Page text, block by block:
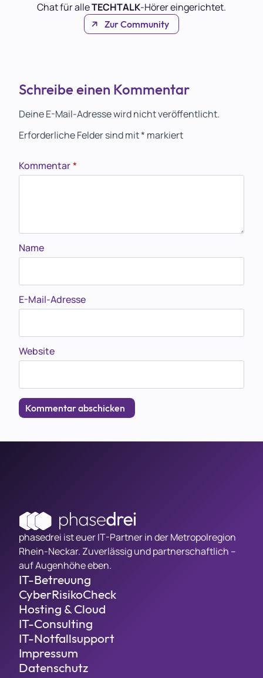
Chat für alleTECHTALK-Hörer eingerichtet.
Zur Community
Schreibe einen Kommentar
Deine E-Mail-Adresse wird nicht veröffentlicht.
Erforderliche Felder sind mit* markiert
Kommentar*
Name
E-Mail-Adresse
Website
phasedrei ist euer IT-Partner in der Metropolregion
Rhein-Neckar. Zuverlässig und partnerschaftlich –
auf Augenhöhe eben.
IT-Betreuung
CyberRisikoCheck
Hosting & Cloud
IT-Consulting
IT-Notfallsupport
Impressum
Datenschutz